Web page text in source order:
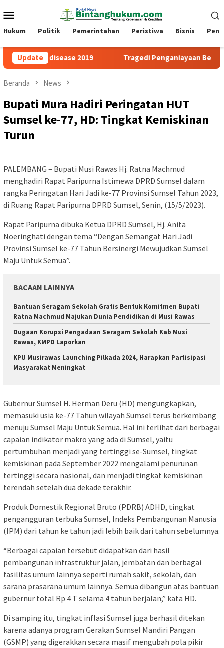
ke
kontenMobile
Hukum Politik Pemerintahan Peristiwa Bisnis
Update
disease 2019 Tragedi Penganiayaan Berat Belum
Beranda News
Bupati Mura Hadiri Peringatan HUT
Sumsel ke-77, HD: Tingkat Kemiskinan
Turun
PALEMBANG – Bupati Musi Rawas Hj. Ratna Machmud
menghadiri Rapat Paripurna Istimewa DPRD Sumsel dalam
rangka Peringatan Hari Jadi ke-77 Provinsi Sumsel Tahun 2023,
di Ruang Rapat Paripurna DPRD Sumsel, Senin, (15/5/2023).
Rapat Paripurna dibuka Ketua DPRD Sumsel, Hj. Anita
Noeringhati dengan tema “Dengan Semangat Hari Jadi
Provinsi Sumsel ke-77 Tahun Bersinergi Mewujudkan Sumsel
Maju Untuk Semua”.
BACAAN LAINNYA
Bantuan Seragam Sekolah Gratis Bentuk Komitmen Bupati
Ratna Machmud Majukan Dunia Pendidikan di Musi Rawas
Dugaan Korupsi Pengadaan Seragam Sekolah Kab Musi
Rawas, KMPD Laporkan
KPU Musirawas Launching Pilkada 2024, Harapkan Partisipasi
Masyarakat Meningkat
Gubernur Sumsel H. Herman Deru (HD) mengungkapkan,
memasuki usia ke-77 Tahun wilayah Sumsel terus berkembang
menuju Sumsel Maju Untuk Semua. Hal ini terlihat dari berbagai
capaian indikator makro yang ada di Sumsel, yaitu
pertumbuhan menjadi yang tertinggi se-Sumsel, tingkat
kemiskinan pada September 2022 mengalami penurunan
tertinggi secara nasional, dan menjadi tingkat kemiskinan
terendah setelah dua dekade terakhir.
Produk Domestik Regional Bruto (PDRB) ADHD, tingkat
pengangguran terbuka Sumsel, Indeks Pembangunan Manusia
(IPM) dari tahun ke tahun jadi lebih baik dari tahun sebelumnya.
“Berbagai capaian tersebut didapatkan dari hasil
pembangunan infrastruktur jalan, jembatan dan berbagai
fasilitas umum lainnya seperti rumah sakit, sekolah, dan
sarana prasarana umum lainnya. Semua dibangun atas bantuan
gubernur total Rp 4 T selama 4 tahun berjalan,” kata HD.
Di samping itu, tingkat inflasi Sumsel juga berhasil ditekan
karena adanya program Gerakan Sumsel Mandiri Pangan
(GSMP) yang digerakkan secara masif mengubah pola pikir